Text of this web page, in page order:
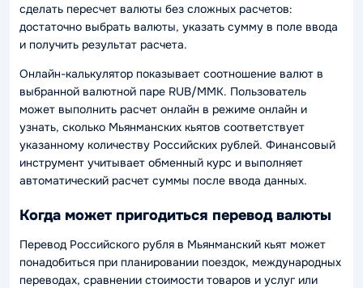
сделать пересчет валюты без сложных расчетов:
достаточно выбрать валюты, указать сумму в поле ввода
и получить результат расчета.
Онлайн-калькулятор показывает соотношение валют в
выбранной валютной паре RUB/MMK. Пользователь
может выполнить расчет онлайн в режиме онлайн и
узнать, сколько Мьянманских кьятов соответствует
указанному количеству Российских рублей. Финансовый
инструмент учитывает обменный курс и выполняет
автоматический расчет суммы после ввода данных.
Когда может пригодиться перевод валюты
Перевод Российского рубля в Мьянманский кьят может
понадобиться при планировании поездок, международных
переводах, сравнении стоимости товаров и услуг или